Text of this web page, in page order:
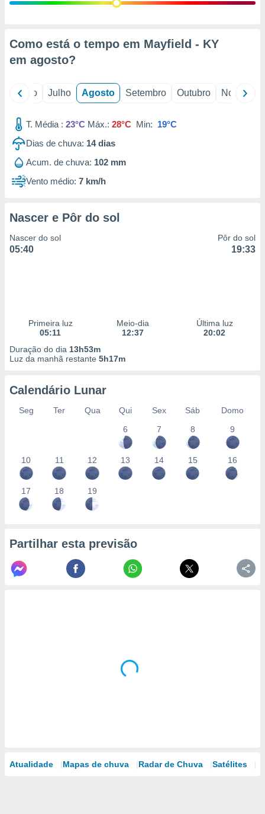
estudos
1199
Como está o tempo em Mayfield - KY
em agosto?
Junho Julho Agosto Setembro Outubro Novembro
T. Média : 23°C Máx.: 28°C Min: 19°C
Dias de chuva: 14dias
Acum. de chuva: 102 mm
Vento médio: 7 km/h
Nascer e Pôr do sol
Nascer do sol
05:40
Pôr do sol
19:33
Primeira luz
05:11
Meio-dia
12:37
Última luz
20:02
Duração do dia 13h53m
Luz da manhã restante 5h17m
Calendário Lunar
Seg Ter Qua Qui Sex Sáb
Domo
6
7 8 9
10 11 12 13 14 15 16
17 18 19
Partilhar esta previsão
Atualidade Mapas de chuva Radar de Chuva Satélites